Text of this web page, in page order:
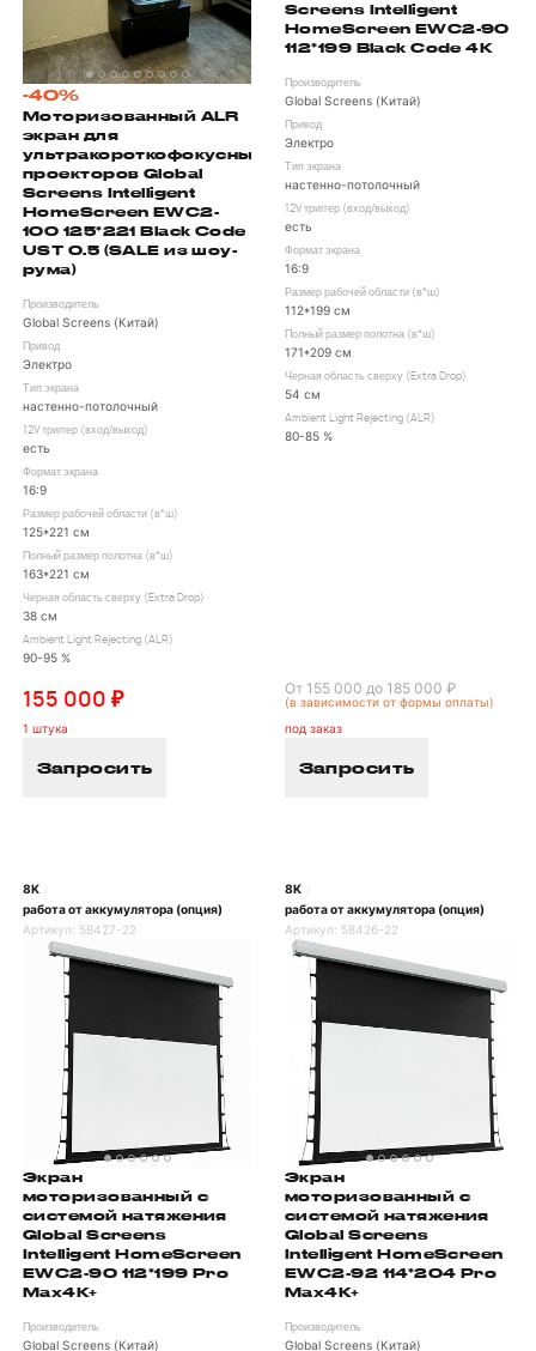
-40%
Моторизованный ALR
экран для
ультракороткофокусных
проекторов Global
Screens Intelligent
HomeScreen EWC2-
100 125*221 Black Code
UST 0.5 (SALE из шоу-
рума)
Производитель
Global Screens (Китай)
Привод
Электро
Тип экрана
настенно-потолочный
12V триггер (вход/выход)
есть
Формат экрана
16:9
Размер рабочей области (в*ш)
125*221 см
Полный размер полотна (в*ш)
163*221 см
Черная область сверху (Extra Drop)
38 см
Ambient Light Rejecting (ALR)
90-95 %
155 000 ₽
1 штука
Запросить
Screens Intelligent
HomeScreen EWC2-90
112*199 Black Code 4K
Производитель
Global Screens (Китай)
Привод
Электро
Тип экрана
настенно-потолочный
12V триггер (вход/выход)
есть
Формат экрана
16:9
Размер рабочей области (в*ш)
112*199 см
Полный размер полотна (в*ш)
171*209 см
Черная область сверху (Extra Drop)
54 см
Ambient Light Rejecting (ALR)
80-85 %
От 155 000 до 185 000 ₽
(в зависимости от формы оплаты)
под заказ
Запросить
8K
работа от аккумулятора (опция)
Артикул: 58427-22
Экран
моторизованный с
системой натяжения
Global Screens
Intelligent HomeScreen
EWC2-90 112*199 Pro
Max4K+
Производитель
Global Screens (Китай)
8K
работа от аккумулятора (опция)
Артикул: 58426-22
Экран
моторизованный с
системой натяжения
Global Screens
Intelligent HomeScreen
EWC2-92 114*204 Pro
Max4K+
Производитель
Global Screens (Китай)